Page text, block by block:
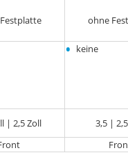
ohne
• keine
| 2,5 Zoll 3,5 |